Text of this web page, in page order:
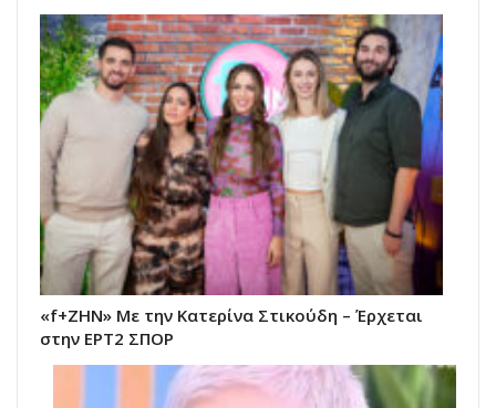
«f+ΖΗΝ» Με την Κατερίνα Στικούδη – Έρχεται
στην ΕΡΤ2 ΣΠΟΡ